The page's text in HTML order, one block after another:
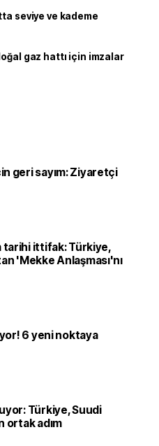
seviye ve kademe
gaz hattı için imzalar
geri sayım: Ziyaretçi
tarihi ittifak: Türkiye,
'Mekke Anlaşması'nı
6 yeni noktaya
Türkiye, Suudi
ortak adım